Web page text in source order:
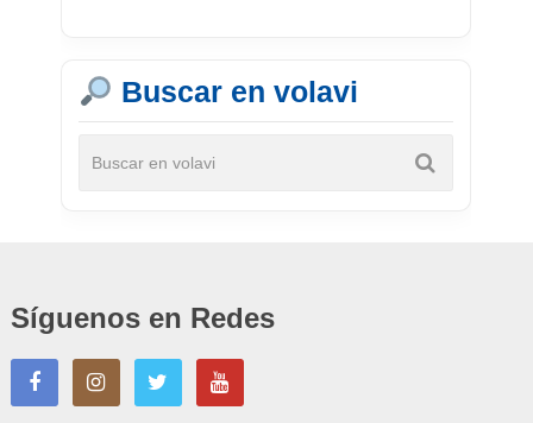
Buscar en volavi
Síguenos en Redes